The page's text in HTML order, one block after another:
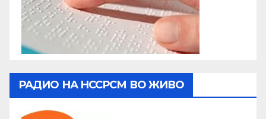
РАДИО НА НССРСМ ВО ЖИВО